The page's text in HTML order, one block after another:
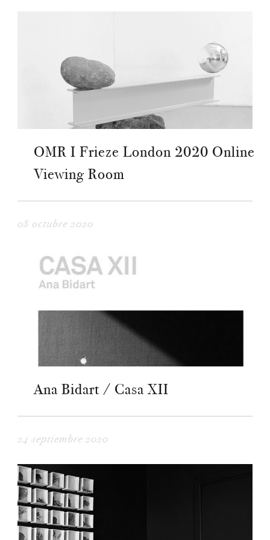
OMR I Frieze London 2020 Online
Viewing Room
08 octubre 2020
Ana Bidart / Casa XII
24 septiembre 2020